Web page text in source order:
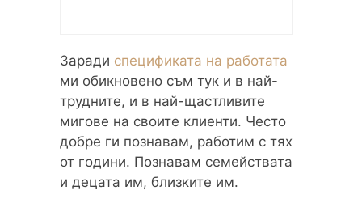
Заради спецификата на работата
ми обикновено съм тук и в най-
трудните, и в най-щастливите
мигове на своите клиенти. Често
добре ги познавам, работим с тях
от години. Познавам семействата
и децата им, близките им.